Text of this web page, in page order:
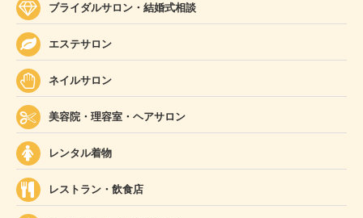
ブライダルサロン・結婚式相談
エステサロン
ネイルサロン
美容院・理容室・ヘアサロン
レンタル着物
レストラン・飲食店